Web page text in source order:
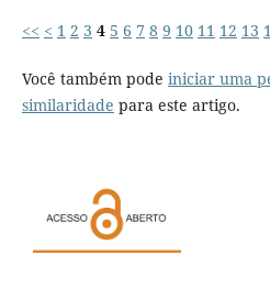
<< < 1 2 3 4 5 6 7 8 9 10 11 12 13
Você também pode iniciar uma
similaridade para este artigo.